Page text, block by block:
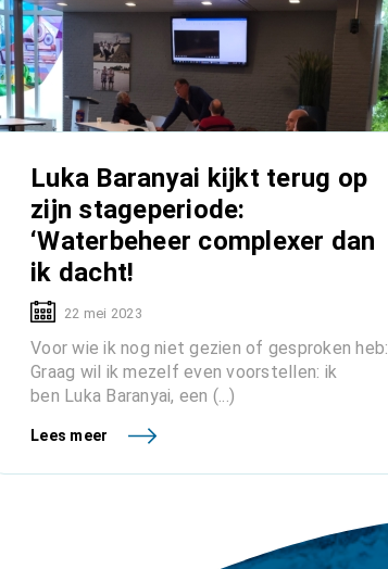
Luka Baranyai kijkt terug op
zijn stageperiode:
‘Waterbeheer complexer dan
ik dacht!
22 mei 2023
Voor wie ik nog niet gezien of gesproken heb:
Graag wil ik mezelf even voorstellen: ik
ben Luka Baranyai, een (...)
Lees meer